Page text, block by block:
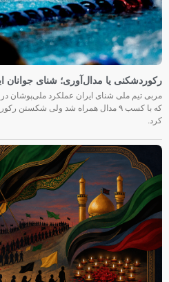
رکوردشکنی یا مدال‌آوری؛ شنای جوانان
مربی تیم ملی شنای ایران عملکرد ملی‌پوشان
که با کسب ۹ مدال همراه شد ولی شکستن
کرد.